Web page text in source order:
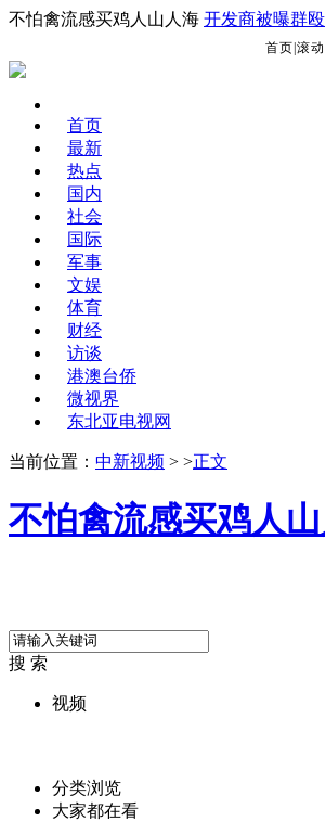
不怕禽流感买鸡人山人海 开发商被曝群
首页 滚动
首页
最新
热点
国内
社会
国际
军事
文娱
体育
财经
访谈
港澳台侨
微视界
东北亚电视网
当前位置： 中新视频 > >正文
不怕禽流感买鸡人
搜 索
视频
分类浏览
大家都在看